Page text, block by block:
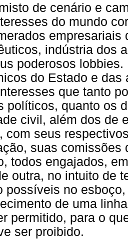
de cenário e
do mundo
empresariais
indústria dos
poderosos
do Estado e
que tanto
políticos, quanto os
civil, além dos de
com seus
suas comissões
todos engajados,
outra, no intuito de
possíveis no
de uma
permitido, para o
ser proibido.